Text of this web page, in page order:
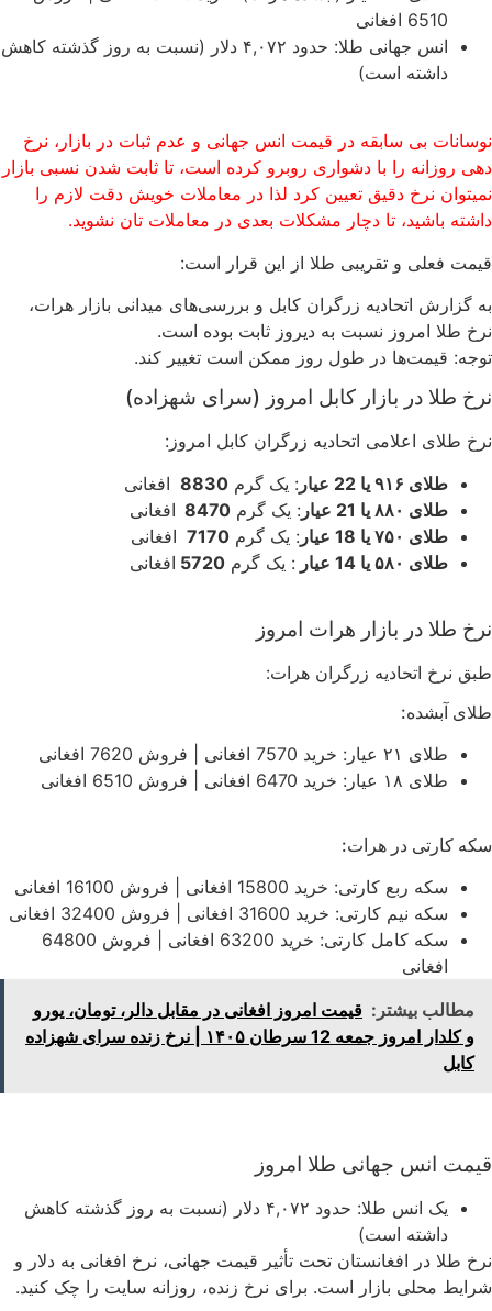
6510 افغانی
انس جهانی طلا: حدود ۴,۰۷۲ دلار (نسبت به روز گذشته کاهش
داشته است)
نوسانات بی سابقه در قیمت انس جهانی و عدم ثبات در بازار، نرخ
دهی روزانه را با دشواری روبرو کرده است، تا ثابت شدن نسبی بازار
نمیتوان نرخ دقیق تعیین کرد لذا در معاملات خویش دقت لازم را
داشته باشید، تا دچار مشکلات بعدی در معاملات تان نشوید.
قیمت فعلی و تقریبی طلا از این قرار است:
به گزارش اتحادیه زرگران کابل و بررسی‌های میدانی بازار هرات،
نرخ طلا امروز نسبت به دیروز ثابت بوده است.
توجه: قیمت‌ها در طول روز ممکن است تغییر کند.
نرخ طلا در بازار کابل امروز (سرای شهزاده)
نرخ طلای اعلامی اتحادیه زرگران کابل امروز:
طلای ۹۱۶ یا 22 عیار
: یک گرم 8830 افغانی
طلای ۸۸۰ یا 21 عیار
: یک گرم 8470 افغانی
طلای ۷۵۰ یا 18 عیار
: یک گرم 7170 افغانی
طلای ۵۸۰ یا 14 عیار
: یک گرم 5720 افغانی
نرخ طلا در بازار هرات امروز
طبق نرخ اتحادیه زرگران هرات:
طلای آبشده:
طلای ۲۱ عیار: خرید 7570 افغانی | فروش 7620 افغانی
طلای ۱۸ عیار: خرید 6470 افغانی | فروش 6510 افغانی
سکه کارتی در هرات:
سکه ربع کارتی: خرید 15800 افغانی | فروش 16100 افغانی
سکه نیم کارتی: خرید 31600 افغانی | فروش 32400 افغانی
سکه کامل کارتی: خرید 63200 افغانی | فروش 64800
افغانی
مطالب بیشتر: قیمت امروز افغانی در مقابل دالر، تومان، یورو
و کلدار امروز جمعه 12 سرطان ۱۴۰۵ | نرخ زنده سرای شهزاده
کابل
قیمت انس جهانی طلا امروز
یک انس طلا: حدود ۴,۰۷۲ دلار (نسبت به روز گذشته کاهش
داشته است)
نرخ طلا در افغانستان تحت تأثیر قیمت جهانی، نرخ افغانی به دلار و
شرایط محلی بازار است. برای نرخ زنده، روزانه سایت را چک کنید.